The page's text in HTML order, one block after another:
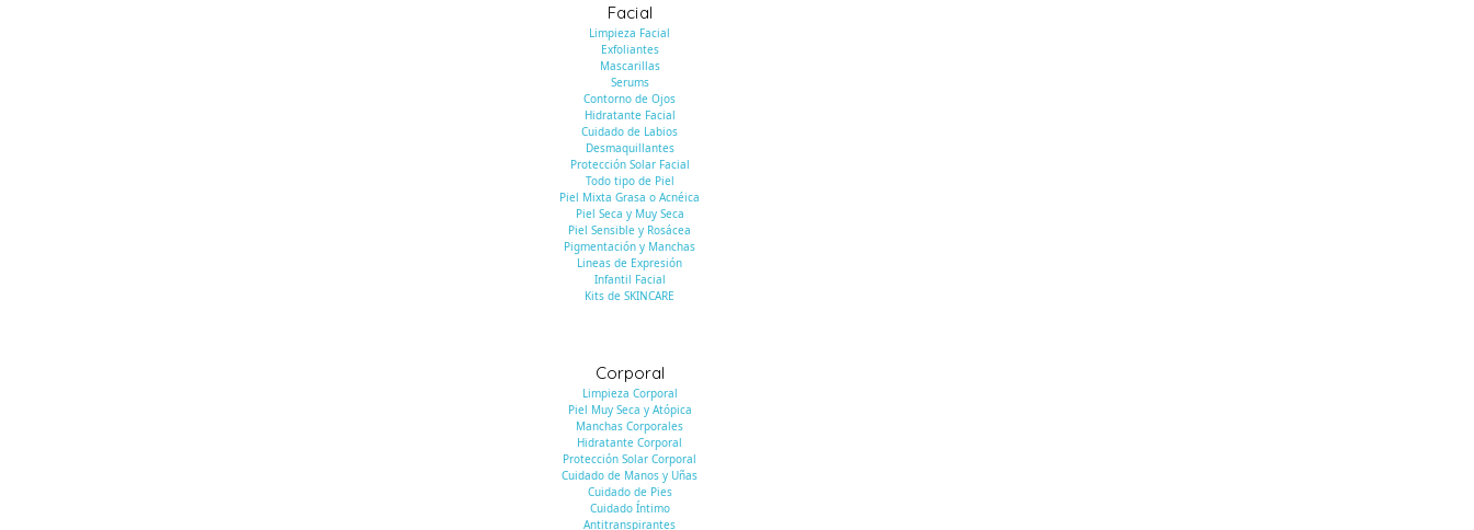
Facial
Limpieza Facial
Exfoliantes
Mascarillas
Serums
Contorno de Ojos
Hidratante Facial
Cuidado de Labios
Desmaquillantes
Protección Solar Facial
Todo tipo de Piel
Piel Mixta Grasa o Acnéica
Piel Seca y Muy Seca
Piel Sensible y Rosácea
Pigmentación y Manchas
Lineas de Expresión
Infantil Facial
Kits de SKINCARE
Corporal
Limpieza Corporal
Piel Muy Seca y Atópica
Manchas Corporales
Hidratante Corporal
Protección Solar Corporal
Cuidado de Manos y Uñas
Cuidado de Pies
Cuidado Íntimo
Antitranspirantes